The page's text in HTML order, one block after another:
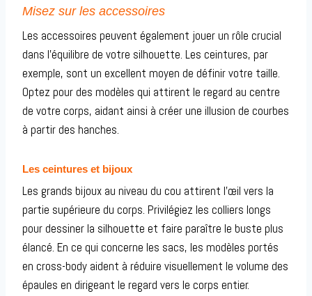
Misez sur les accessoires
Les accessoires peuvent également jouer un rôle crucial
dans l’équilibre de votre silhouette. Les ceintures, par
exemple, sont un excellent moyen de définir votre taille.
Optez pour des modèles qui attirent le regard au centre
de votre corps, aidant ainsi à créer une illusion de courbes
à partir des hanches.
Les ceintures et bijoux
Les grands bijoux au niveau du cou attirent l’œil vers la
partie supérieure du corps. Privilégiez les colliers longs
pour dessiner la silhouette et faire paraître le buste plus
élancé. En ce qui concerne les sacs, les modèles portés
en cross-body aident à réduire visuellement le volume des
épaules en dirigeant le regard vers le corps entier.